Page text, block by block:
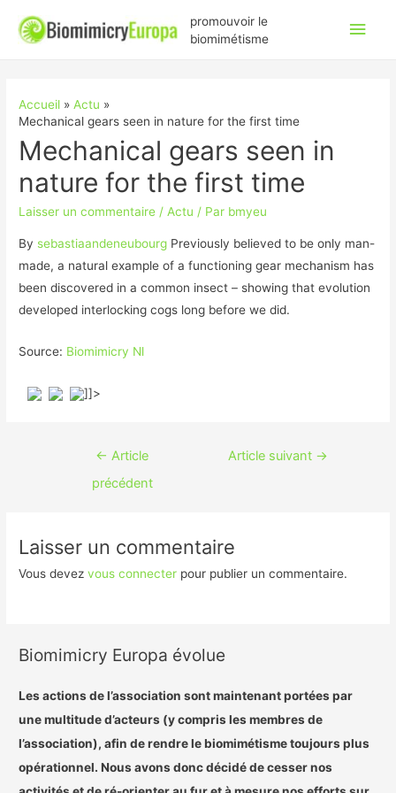
promouvoir le
biomimétisme
Accueil
Actu
Mechanical gears seen in nature for the first time
Mechanical gears seen in
nature for the first time
Laisser un commentaire /Actu / Par bmyeu
By sebastiaandeneubourg Previously believed to be only man-
made, a natural example of a functioning gear mechanism has
been discovered in a common insect – showing that evolution
developed interlocking cogs long before we did.
Source: Biomimicry Nl
]]>
Navigation
← Article
précédent
Article suivant →
Laisser un commentaire
Vous devezvous connecter pour publier un commentaire.
Biomimicry Europa évolue
Les actions de l’association sont maintenant portées par
une multitude d’acteurs (y compris les membres de
l’association), afin de rendre le biomimétisme toujours plus
opérationnel. Nous avons donc décidé de cesser nos